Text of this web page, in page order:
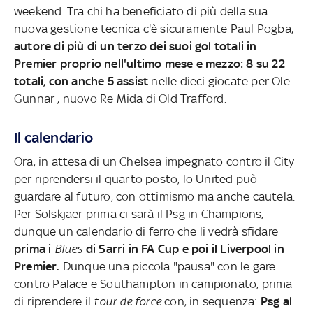
weekend. Tra chi ha beneficiato di più della sua
nuova gestione tecnica c'è sicuramente Paul Pogba,
autore di più di un terzo dei suoi gol totali in
Premier proprio nell'ultimo mese e mezzo: 8 su 22
totali, con anche 5 assist nelle dieci giocate per Ole
Gunnar , nuovo Re Mida di Old Trafford.
Il calendario
Ora, in attesa di un Chelsea impegnato contro il City
per riprendersi il quarto posto, lo United può
guardare al futuro, con ottimismo ma anche cautela.
Per Solskjaer prima ci sarà il Psg in Champions,
dunque un calendario di ferro che li vedrà sfidare
prima i Blues di Sarri in FA Cup e poi il Liverpool in
Premier. Dunque una piccola "pausa" con le gare
contro Palace e Southampton in campionato, prima
di riprendere il tour de forcecon, in sequenza: Psg al